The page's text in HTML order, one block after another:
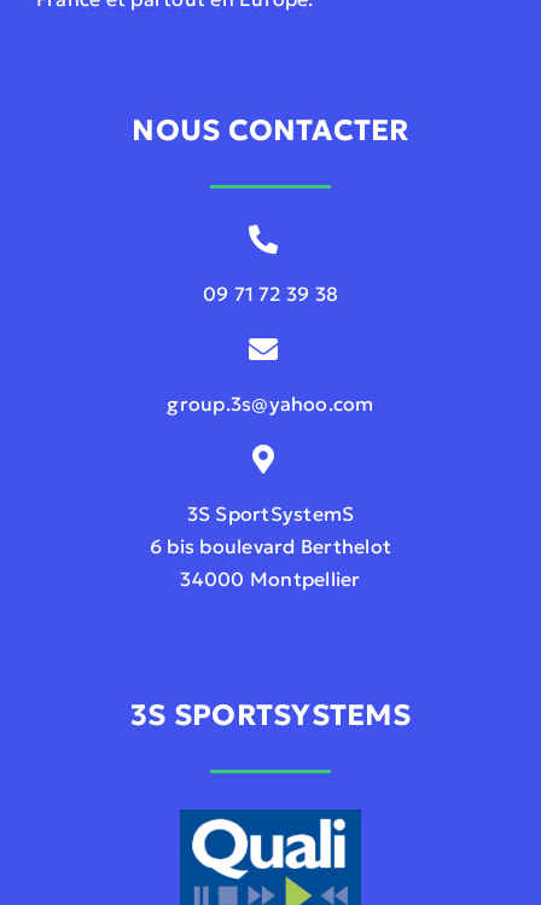
NOUS CONTACTER
09 71 72 39 38
group.3s@yahoo.com
3S SportSystemS
6 bis boulevard Berthelot
34000 Montpellier
3S SPORTSYSTEMS